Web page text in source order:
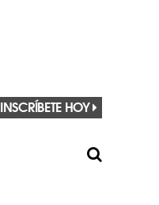
INSCRÍBETE HOY